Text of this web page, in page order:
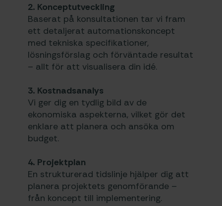
2. Konceptutveckling
Baserat på konsultationen tar vi fram
ett detaljerat automationskoncept
med tekniska specifikationer,
lösningsförslag och förväntade resultat
– allt för att visualisera din idé.
3. Kostnadsanalys
Vi ger dig en tydlig bild av de
ekonomiska aspekterna, vilket gör det
enklare att planera och ansöka om
budget.
4. Projektplan
En strukturerad tidslinje hjälper dig att
planera projektets genomförande –
från koncept till implementering.